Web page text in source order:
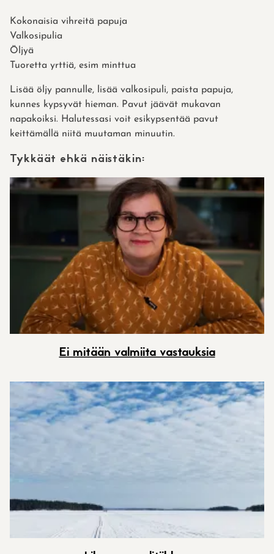
Kokonaisia vihreitä papuja
Valkosipulia
Öljyä
Tuoretta yrttiä, esim minttua
Lisää öljy pannulle, lisää valkosipuli, paista papuja,
kunnes kypsyvät hieman. Pavut jäävät mukavan
napakoiksi. Halutessasi voit esikypsentää pavut
keittämällä niitä muutaman minuutin.
Tykkäät ehkä näistäkin:
Ei mitään valmiita vastauksia